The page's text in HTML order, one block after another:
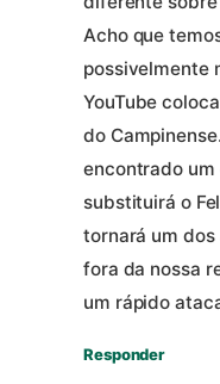
Acho que
possivelmente
YouTube
do
encontrado
substituirá o
tornará um
fora da nossa
um rápido
Responder